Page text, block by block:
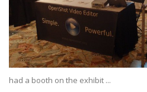
had a booth on the exhibit ...